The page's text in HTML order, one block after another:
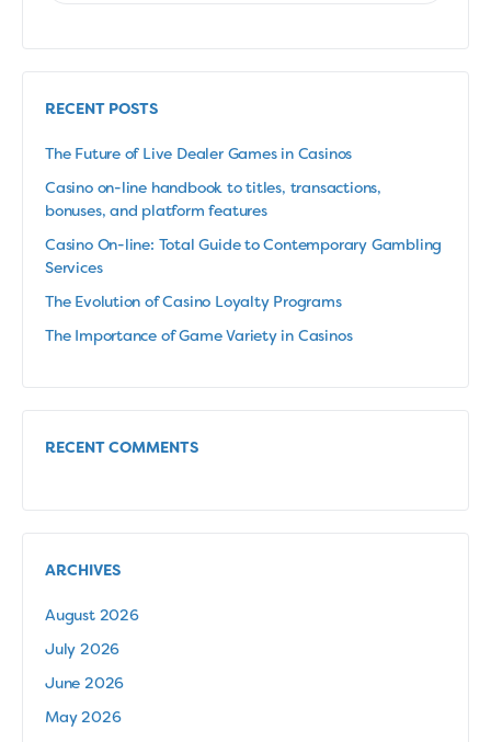
RECENT POSTS
The Future of Live Dealer Games in Casinos
Casino on-line handbook to titles, transactions,
bonuses, and platform features
Casino On-line: Total Guide to Contemporary Gambling
Services
The Evolution of Casino Loyalty Programs
The Importance of Game Variety in Casinos
RECENT COMMENTS
ARCHIVES
August 2026
July 2026
June 2026
May 2026